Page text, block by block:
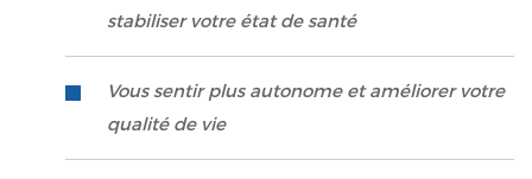
stabiliser votre état de santé
Vous sentir plus autonome et améliorer votre
qualité de vie